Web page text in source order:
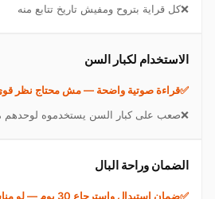
كل قراية بتروح ومفيش تاريخ تتابع منه
الاستخدام لكبار السن
قراءة صوتية واضحة — مش محتاج نظر
صعب على كبار السن يستخدموه لوحدهم
الضمان وراحة البال
ضمان استبدال واسترجاع 30 يوم — لو مناسبكش فلوسك ترجع